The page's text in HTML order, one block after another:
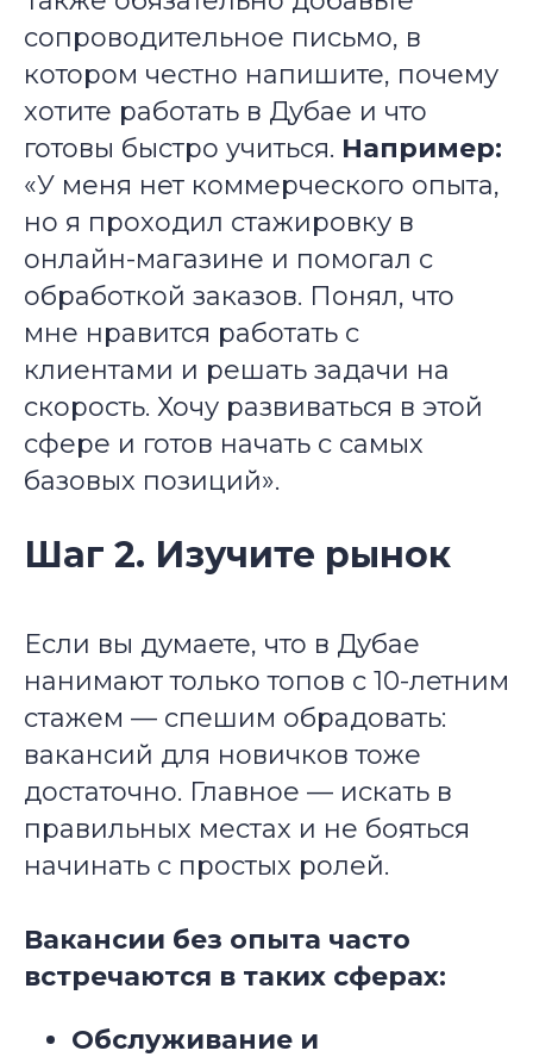
сопроводительное письмо, в
котором честно напишите, почему
хотите работать в Дубае и что
готовы быстро учиться. Например:
«У меня нет коммерческого опыта,
но я проходил стажировку в
онлайн-магазине и помогал с
обработкой заказов. Понял, что
мне нравится работать с
клиентами и решать задачи на
скорость. Хочу развиваться в этой
сфере и готов начать с самых
базовых позиций».
Шаг 2. Изучите рынок
Если вы думаете, что в Дубае
нанимают только топов с 10-летним
стажем — спешим обрадовать:
вакансий для новичков тоже
достаточно. Главное — искать в
правильных местах и не бояться
начинать с простых ролей.
Вакансии без опыта часто
встречаются в таких сферах:
Обслуживание и